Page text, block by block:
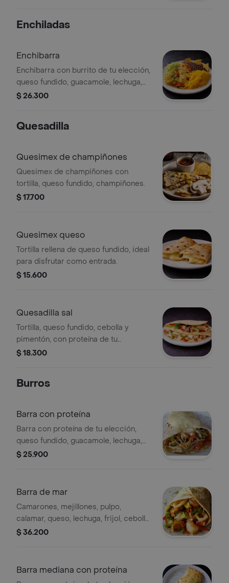
Enchiladas
Enchibarra
Enchibarra con burrito de tu elección,
queso fundido, guacamole, lechuga,
arroz, frijol, cebolla, pimentón y pico
$ 26.300
Quesadilla
Quesimex de champiñones
Quesimex de champiñones con
tortilla, queso fundido, champiñones.
$ 17.700
Quesimex queso
Tortilla rellena de queso fundido, ideal
para disfrutar como entrada.
$ 15.600
Quesadilla sal
Tortilla, queso fundido, cebolla y
pimentón, con proteína de tu
elección.
$ 18.300
Burros
Barra con proteína
Barra con proteína de tu elección,
queso fundido, guacamole, lechuga,
frijol, pimentón, cebolla y pico de
$ 25.900
Barra de mar
Camarones, mejillones, pulpo,
calamar, queso, lechuga, frijol, cebolla,
pico de gallo y sour cream
$ 36.200
Barra mediana con proteína